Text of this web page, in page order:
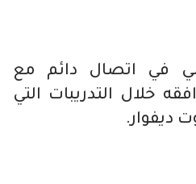
في اتصال دائم مع
خلال التدريبات التي
ديفوار.